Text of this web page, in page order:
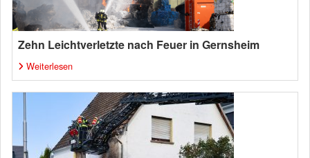
Zehn Leichtverletzte nach Feuer in Gernsheim
Weiterlesen